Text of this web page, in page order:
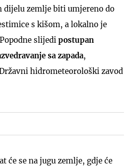
dijelu zemlje biti umjereno do
s kišom, a lokalno je
slijedi postupan
sa zapada,
hidrometeorološki zavod
će se na jugu zemlje, gdje će